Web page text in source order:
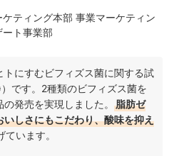
ティング本部 事業マーケティン
ト事業部
にすむビフィズス菌に関する試
です。2種類のビフィズス菌を
発売を実現しました。
脂肪ゼ
しさにもこだわり、酸味を抑え
ています。